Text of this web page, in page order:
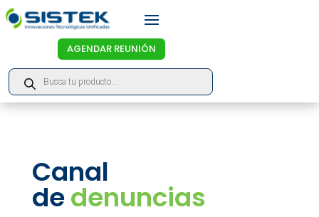
AGENDAR REUNIÓN
Products
search
Canal
dedenuncias